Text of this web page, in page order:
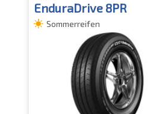
EnduraDrive 8PR
Sommerreifen